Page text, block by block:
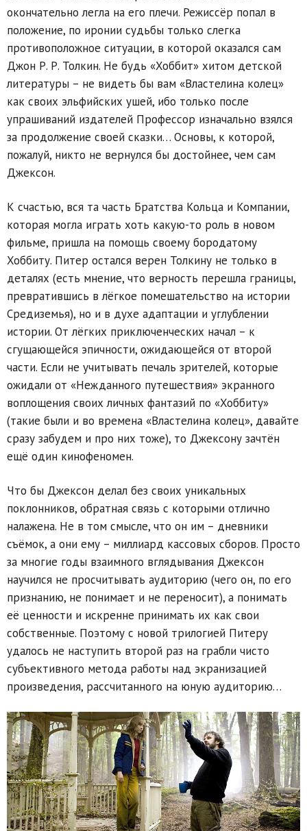
окончательно легла на его плечи. Режиссёр попал в
положение, по иронии судьбы только слегка
противоположное ситуации, в которой оказался сам
Джон Р. Р. Толкин. Не будь «Хоббит» хитом детской
литературы – не видеть бы вам «Властелина колец»
как своих эльфийских ушей, ибо только после
упрашиваний издателей Профессор изначально взялся
за продолжение своей сказки… Основы, к которой,
пожалуй, никто не вернулся бы достойнее, чем сам
Джексон.
К счастью, вся та часть Братства Кольца и Компании,
которая могла играть хоть какую-то роль в новом
фильме, пришла на помощь своему бородатому
Хоббиту. Питер остался верен Толкину не только в
деталях (есть мнение, что верность перешла границы,
превратившись в лёгкое помешательство на истории
Средиземья), но и в духе адаптации и углублении
истории. От лёгких приключенческих начал – к
сгущающейся эпичности, ожидающейся от второй
части. Если не учитывать печаль зрителей, которые
ожидали от «Нежданного путешествия» экранного
воплощения своих личных фантазий по «Хоббиту»
(такие были и во времена «Властелина колец», давайте
сразу забудем и про них тоже), то Джексону зачтён
ещё один кинофеномен.
Что бы Джексон делал без своих уникальных
поклонников, обратная связь с которыми отлично
налажена. Не в том смысле, что он им – дневники
съёмок, а они ему – миллиард кассовых сборов. Просто
за многие годы взаимного вглядывания Джексон
научился не просчитывать аудиторию (чего он, по его
признанию, не понимает и не переносит), а понимать
её ценности и искренне принимать их как свои
собственные. Поэтому с новой трилогией Питеру
удалось не наступить второй раз на грабли чисто
субъективного метода работы над экранизацией
произведения, рассчитанного на юную аудиторию…